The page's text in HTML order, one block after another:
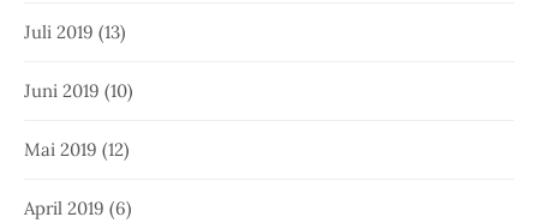
Juli 2019 (13)
Juni 2019 (10)
Mai 2019 (12)
April 2019 (6)